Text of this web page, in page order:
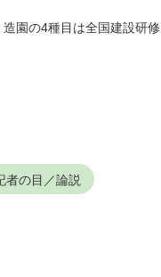
園の4種目は全国建設研修
者の目／論説